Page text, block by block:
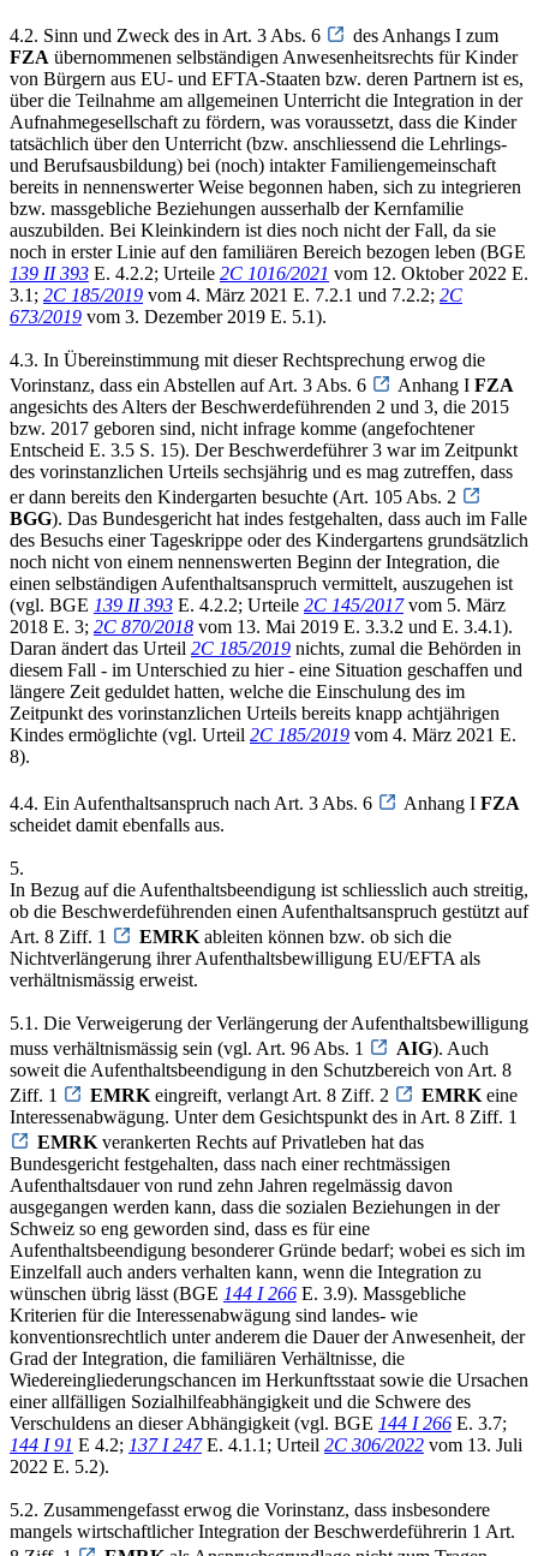
4.2. Sinn und Zweck des in Art. 3 Abs. 6
des Anhangs I zum
FZA übernommenen selbständigen Anwesenheitsrechts für Kinder
von Bürgern aus EU- und EFTA-Staaten bzw. deren Partnern ist es,
über die Teilnahme am allgemeinen Unterricht die Integration in der
Aufnahmegesellschaft zu fördern, was voraussetzt, dass die Kinder
tatsächlich über den Unterricht (bzw. anschliessend die Lehrlings-
und Berufsausbildung) bei (noch) intakter Familiengemeinschaft
bereits in nennenswerter Weise begonnen haben, sich zu integrieren
bzw. massgebliche Beziehungen ausserhalb der Kernfamilie
auszubilden. Bei Kleinkindern ist dies noch nicht der Fall, da sie
noch in erster Linie auf den familiären Bereich bezogen leben (BGE
139 II 393 E. 4.2.2; Urteile 2C 1016/2021 vom 12. Oktober 2022 E.
3.1; 2C 185/2019 vom 4. März 2021 E. 7.2.1 und 7.2.2; 2C
673/2019 vom 3. Dezember 2019 E. 5.1).
4.3. In Übereinstimmung mit dieser Rechtsprechung erwog die
Vorinstanz, dass ein Abstellen auf Art. 3 Abs. 6
Anhang I FZA
angesichts des Alters der Beschwerdeführenden 2 und 3, die 2015
bzw. 2017 geboren sind, nicht infrage komme (angefochtener
Entscheid E. 3.5 S. 15). Der Beschwerdeführer 3 war im Zeitpunkt
des vorinstanzlichen Urteils sechsjährig und es mag zutreffen, dass
er dann bereits den Kindergarten besuchte (Art. 105 Abs. 2
BGG). Das Bundesgericht hat indes festgehalten, dass auch im Falle
des Besuchs einer Tageskrippe oder des Kindergartens grundsätzlich
noch nicht von einem nennenswerten Beginn der Integration, die
einen selbständigen Aufenthaltsanspruch vermittelt, auszugehen ist
(vgl. BGE 139 II 393 E. 4.2.2; Urteile 2C 145/2017vom 5. März
2018 E. 3; 2C 870/2018 vom 13. Mai 2019 E. 3.3.2 und E. 3.4.1).
Daran ändert das Urteil 2C 185/2019 nichts, zumal die Behörden in
diesem Fall - im Unterschied zu hier - eine Situation geschaffen und
längere Zeit geduldet hatten, welche die Einschulung des im
Zeitpunkt des vorinstanzlichen Urteils bereits knapp achtjährigen
Kindes ermöglichte (vgl. Urteil 2C 185/2019 vom 4. März 2021 E.
8).
4.4. Ein Aufenthaltsanspruch nach Art. 3 Abs. 6 Anhang I FZA
scheidet damit ebenfalls aus.
5.
In Bezug auf die Aufenthaltsbeendigung ist schliesslich auch streitig,
ob die Beschwerdeführenden einen Aufenthaltsanspruch gestützt auf
Art. 8 Ziff. 1
EMRK ableiten können bzw. ob sich die
Nichtverlängerung ihrer Aufenthaltsbewilligung EU/EFTA als
verhältnismässig erweist.
5.1. Die Verweigerung der Verlängerung der Aufenthaltsbewilligung
muss verhältnismässig sein (vgl. Art. 96 Abs. 1
AIG). Auch
soweit die Aufenthaltsbeendigung in den Schutzbereich von Art. 8
Ziff. 1
EMRK eingreift, verlangt Art. 8 Ziff. 2 EMRK eine
Interessenabwägung. Unter dem Gesichtspunkt des in Art. 8 Ziff. 1
EMRK verankerten Rechts auf Privatleben hat das
Bundesgericht festgehalten, dass nach einer rechtmässigen
Aufenthaltsdauer von rund zehn Jahren regelmässig davon
ausgegangen werden kann, dass die sozialen Beziehungen in der
Schweiz so eng geworden sind, dass es für eine
Aufenthaltsbeendigung besonderer Gründe bedarf; wobei es sich im
Einzelfall auch anders verhalten kann, wenn die Integration zu
wünschen übrig lässt (BGE 144 I 266 E. 3.9). Massgebliche
Kriterien für die Interessenabwägung sind landes- wie
konventionsrechtlich unter anderem die Dauer der Anwesenheit, der
Grad der Integration, die familiären Verhältnisse, die
Wiedereingliederungschancen im Herkunftsstaat sowie die Ursachen
einer allfälligen Sozialhilfeabhängigkeit und die Schwere des
Verschuldens an dieser Abhängigkeit (vgl. BGE 144 I 266 E. 3.7;
144 I 91 E 4.2; 137 I 247E. 4.1.1; Urteil 2C 306/2022 vom 13. Juli
2022 E. 5.2).
5.2. Zusammengefasst erwog die Vorinstanz, dass insbesondere
mangels wirtschaftlicher Integration der Beschwerdeführerin 1 Art.